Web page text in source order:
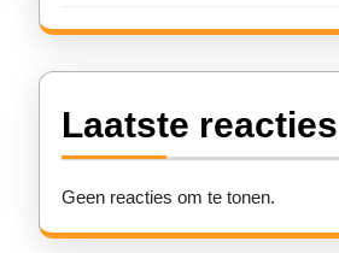
Laatste reacties
Geen reacties om te tonen.